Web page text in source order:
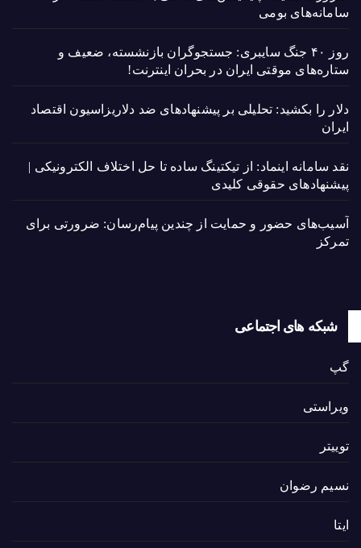
سامانه‌های بومی
روز ۴۰ جنگ سایبری: جستجوگران بازنشسته، ضعیف و
ستاره‌های موقتی ایران در بحران اینترنت!
دلار را بکشید: تحلیلی بر پیشنهادهای ضد دلاریزاسیون اقتصاد
ایران
نقد سامانه اینماد: از تیکتینگ ساده تا حل اختلاف الکترونیکی |
پیشنهادهای حقوقی کلیدی
آسیب‌های حضور و حمایت از چندین پیام‌رسان: ضرورتی برای
تمرکز
شبکه های اجتماعی
گپ
ویراستی
توییتر
نسیم رضوان
ایتا